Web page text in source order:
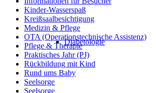
Diabetologie
Kinder-Wasserspaß
Kreißsaalbesichtigung
Medizin & Pflege
OTA (Operationstechnische Assistenz)
Pflege & Therapie
Praktisches Jahr (PJ)
Rückbildung mit Kind
Rund ums Baby
Seelsorge
Seelsorge